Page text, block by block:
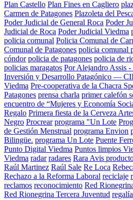
Plan Castello Plan Fines en Cagliero
Carmen de Patagones Plazoleta del
Poder Judicial de General Roca Poder
Judicial de Roca Poder Judicial Viedma
policia comunal Policia Comunal de
Comunal de Patagones policia comunal
cóndor policia de patagones policia de
policias maragatos Por Alejandro Assis -
Inversión y Desarrollo Patagónico —
Viedma Pre-cooperativa de la Chacra
Patagones prensa charla primer calefón
encuentro de “Mujeres y Economía
Regalo Primera fiesta de la Cerveza
Negro Procrear programa "Un Lote
de Gestión Menstrual programa Envion
Bilingüe. programa Un Lote Puente
Punto Digital Viedma Puntos limpios
Viedma radar radares Rara Avis
Raúl Martinez Raúl Sale Re Loca
Rechazo a la Reforma Laboral reciclaje
reclamos reconocimiento Red
Red Rionegrina Tercera Juventud